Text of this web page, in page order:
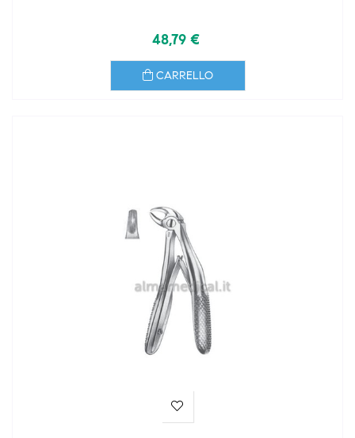
48,79 €
CARRELLO